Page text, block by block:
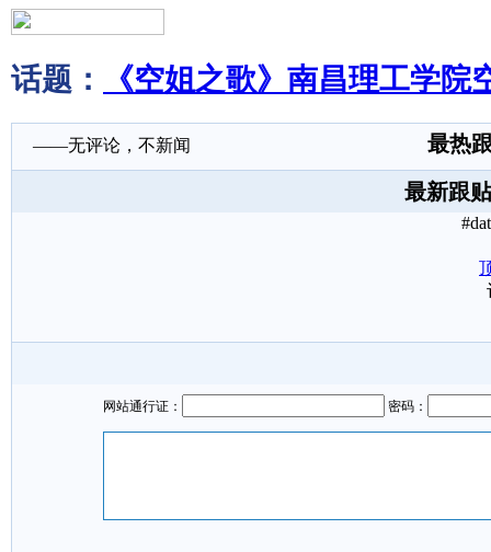
话题： 《空姐之歌》南昌理工学院
——无评论，不新闻
最热
最新跟贴
网站通行证： 密码：